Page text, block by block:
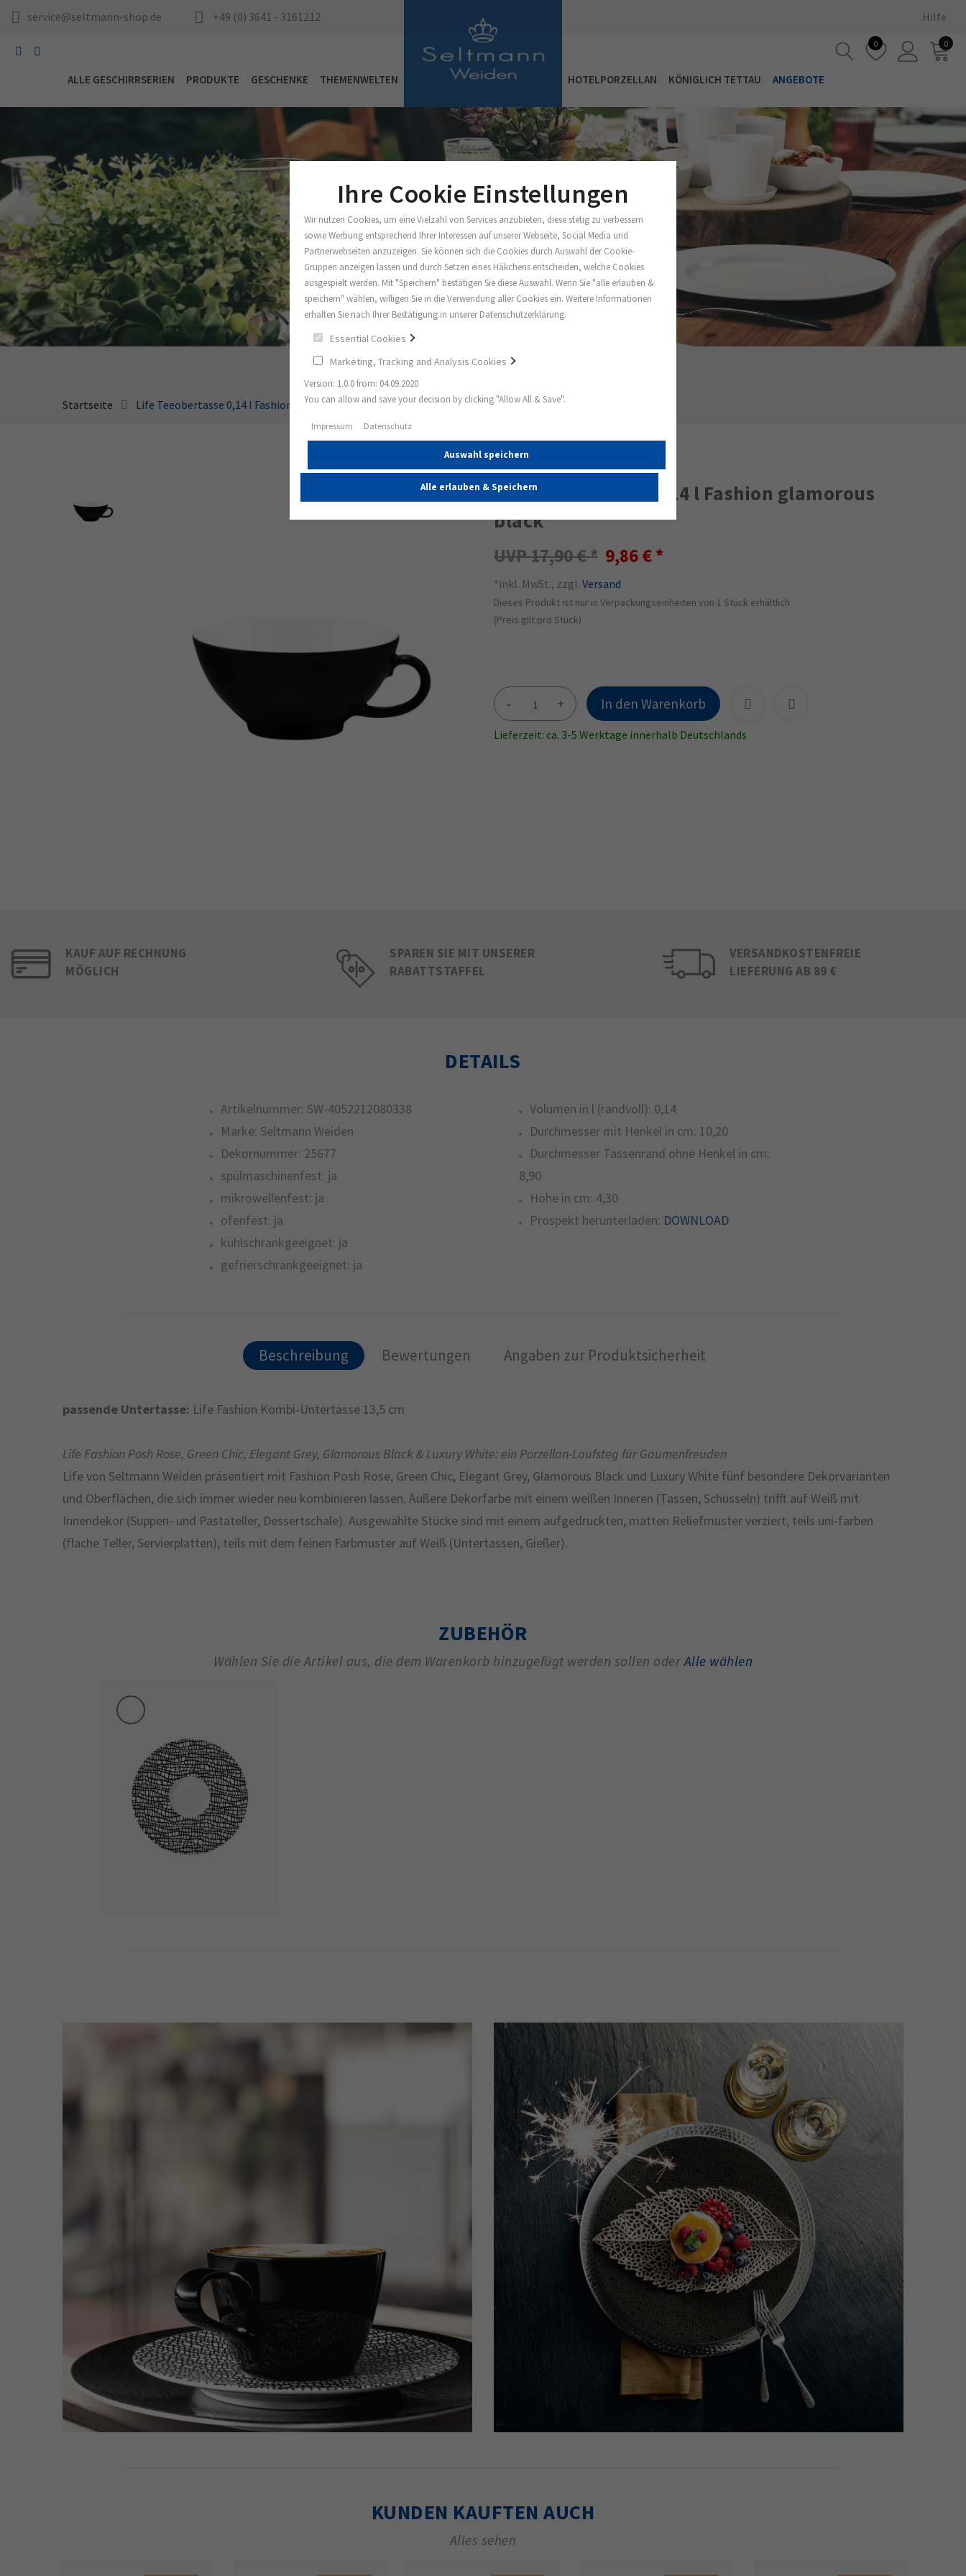
service@seltmann-shop.de +49 (0) 3641 - 3161212 Hilfe
ALLE GESCHIRRSERIEN PRODUKTE GESCHENKE THEMENWELTEN HOTELPORZELLAN KÖNIGLICH TETTAU ANGEBOTE
0 0
Startseite Life Teeobertasse 0,14 l Fashion glamorous black
45%
Life Teeobertasse 0,14 l Fashion glamorous
black
17,90 € 9,86 €
*inkl. MwSt., zzgl. Versand
Dieses Produkt ist nur in Verpackungseinheiten von 1 Stück erhältlich
(Preis gilt pro Stück)
- + In den Warenkorb
Lieferzeit: ca. 3-5 Werktage innerhalb Deutschlands
KAUF AUF RECHNUNG
MÖGLICH
SPAREN SIE MIT UNSERER
RABATTSTAFFEL
VERSANDKOSTENFREIE
LIEFERUNG AB 89 €
DETAILS
Artikelnummer: SW-4052212080338
Marke: Seltmann Weiden
Dekornummer: 25677
spülmaschinenfest: ja
mikrowellenfest: ja
ofenfest: ja
kühlschrankgeeignet: ja
gefrierschrankgeeignet: ja
Volumen in l (randvoll): 0,14
Durchmesser mit Henkel in cm: 10,20
Durchmesser Tassenrand ohne Henkel in cm:
8,90
Höhe in cm: 4,30
Prospekt herunterladen: DOWNLOAD
Beschreibung Bewertungen Angaben zur Produktsicherheit
passende Untertasse: Life Fashion Kombi-Untertasse 13,5 cm
Life Fashion Posh Rose, Green Chic, Elegant Grey, Glamorous Black & Luxury White: ein Porzellan-Laufsteg für Gaumenfreuden
Life von Seltmann Weiden präsentiert mit Fashion Posh Rose, Green Chic, Elegant Grey, Glamorous Black und Luxury White fünf besondere Dekorvarianten
und Oberflächen, die sich immer wieder neu kombinieren lassen. Äußere Dekorfarbe mit einem weißen Inneren (Tassen, Schüsseln) trifft auf Weiß mit
Innendekor (Suppen- und Pastateller, Dessertschale). Ausgewählte Stücke sind mit einem aufgedruckten, matten Reliefmuster verziert, teils uni-farben
(flache Teller, Servierplatten), teils mit dem feinen Farbmuster auf Weiß (Untertassen, Gießer).
ZUBEHÖR
Wählen Sie die Artikel aus, die dem Warenkorb hinzugefügt werden sollen oderAlle wählen
KUNDEN KAUFTEN AUCH
Alles sehen
Ihre Cookie Einstellungen
Wir nutzen Cookies, um eine Vielzahl von Services anzubieten, diese stetig zu verbessern
sowie Werbung entsprechend Ihrer Interessen auf unserer Webseite, Social Media und
Partnerwebseiten anzuzeigen. Sie können sich die Cookies durch Auswahl der Cookie-
Gruppen anzeigen lassen und durch Setzen eines Häkchens entscheiden, welche Cookies
ausgespielt werden. Mit "Speichern" bestätigen Sie diese Auswahl. Wenn Sie "alle erlauben &
speichern" wählen, willigen Sie in die Verwendung aller Cookies ein. Weitere Informationen
erhalten Sie nach Ihrer Bestätigung in unserer Datenschutzerklärung.
Essential Cookies
Marketing, Tracking and Analysis Cookies
Version: 1.0.0 from: 04.09.2020
You can allow and save your decision by clicking "Allow All & Save".
Impressum Datenschutz
Auswahl speichern
Alle erlauben & Speichern